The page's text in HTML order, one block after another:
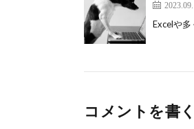
Excelや
コメントを書く